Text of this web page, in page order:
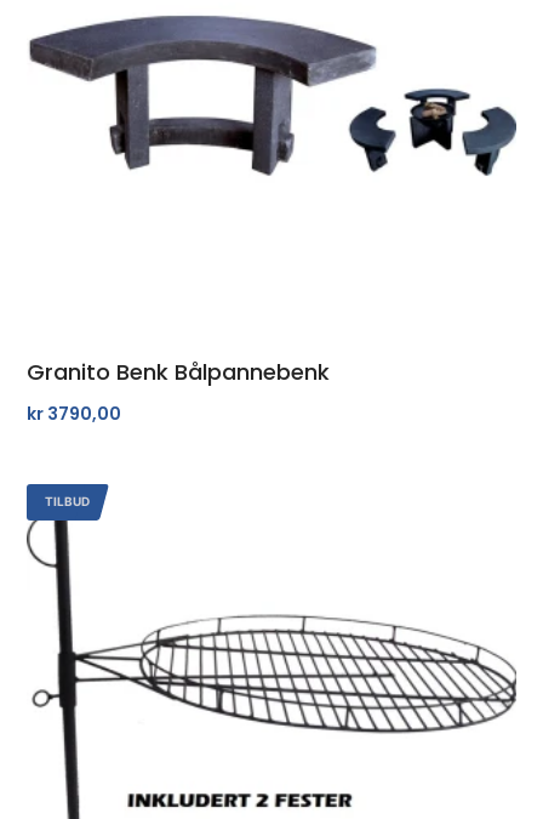
Granito Benk Bålpannebenk
kr 3790,00
TILBUD